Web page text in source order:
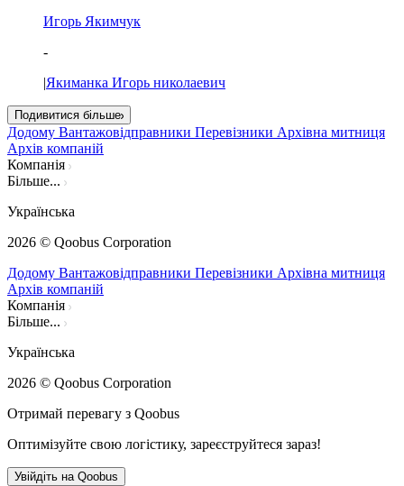
Игорь Якимчук
-
|Якиманка Игорь николаевич
Подивитися більше
Додому Вантажовідправники Перевізники Архівна митниця
Архів компаній
Компанія
Більше...
Українська
2026 © Qoobus Corporation
Додому Вантажовідправники Перевізники Архівна митниця
Архів компаній
Компанія
Більше...
Українська
2026 © Qoobus Corporation
Отримай перевагу з Qoobus
Оптимізуйте свою логістику, зареєструйтеся зараз!
Увійдіть на Qoobus